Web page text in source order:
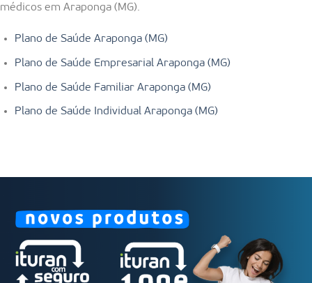
médicos em Araponga (MG).
Plano de Saúde Araponga (MG)
Plano de Saúde Empresarial Araponga (MG)
Plano de Saúde Familiar Araponga (MG)
Plano de Saúde Individual Araponga (MG)